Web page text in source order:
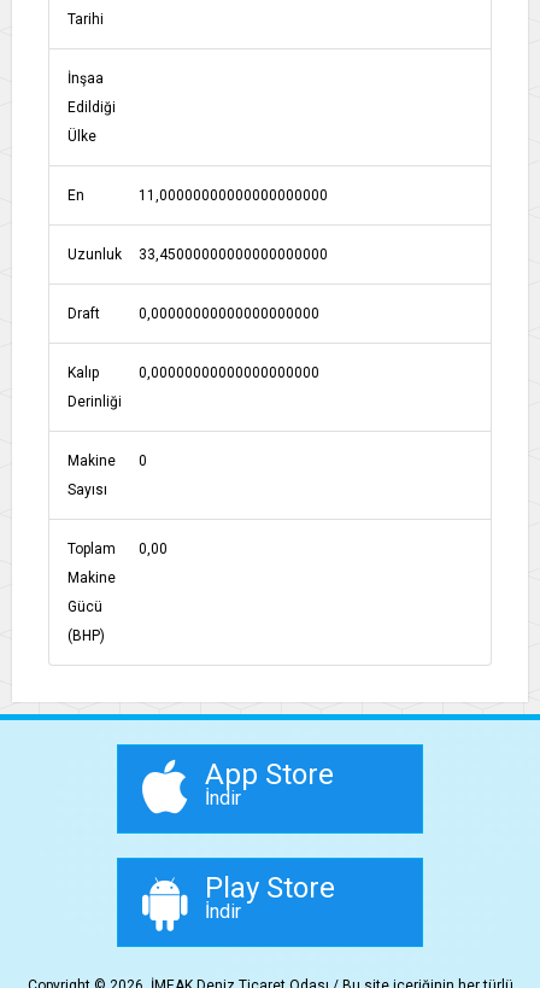
Tarihi
İnşaa
Edildiği
Ülke
En 11,00000000000000000000
Uzunluk 33,45000000000000000000
Draft 0,00000000000000000000
Kalıp
Derinliği
0,00000000000000000000
Makine
Sayısı
0
Toplam
Makine
Gücü
(BHP)
0,00
App Store
İndir
Play Store
İndir